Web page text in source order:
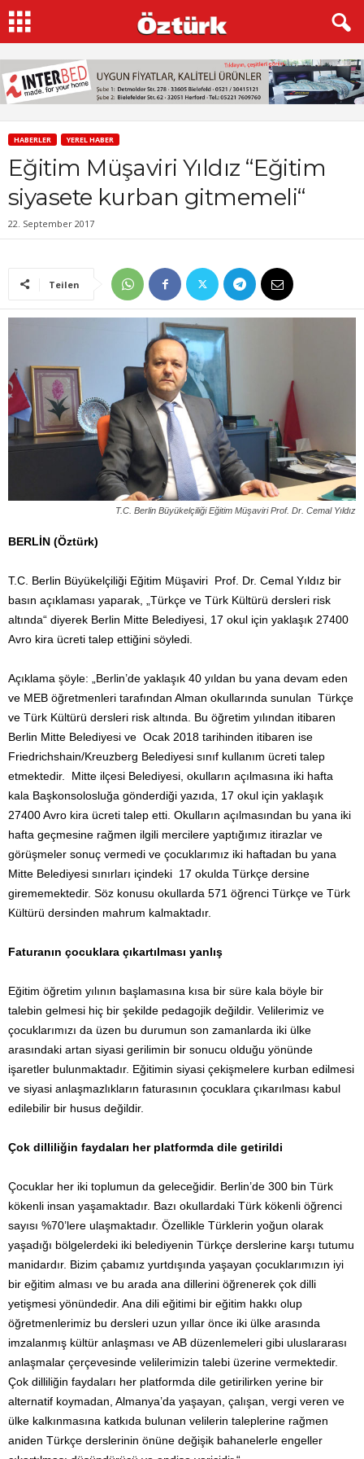
HABERLER YEREL HABER
Eğitim Müşaviri Yıldız “Eğitim
siyasete kurban gitmemeli“
22. September 2017
Teilen
​T.C. Berlin Büyükelçiliği Eğitim Müşaviri Prof. Dr. Cemal Yıldız
BERLİN (Öztürk)
​T.C. Berlin Büyükelçiliği Eğitim Müşaviri Prof. Dr. Cemal Yıldız bir
basın açıklaması yaparak, „Türkçe ve Türk Kültürü dersleri risk
altında“ diyerek Berlin Mitte Belediyesi, 17 okul için yaklaşık 27400
Avro kira ücreti talep ettiğini söyledi.
Açıklama şöyle: „Berlin’de yaklaşık 40 yıldan bu yana devam eden
ve MEB öğretmenleri tarafından Alman okullarında sunulan Türkçe
ve Türk Kültürü dersleri risk altında. Bu öğretim yılından itibaren
Berlin Mitte Belediyesi ve Ocak 2018 tarihinden itibaren ise
Friedrichshain/Kreuzberg Belediyesi sınıf kullanım ücreti talep
etmektedir. Mitte ilçesi Belediyesi, okulların açılmasına iki hafta
kala Başkonsolosluğa gönderdiği yazıda, 17 okul için yaklaşık
27400 Avro kira ücreti talep etti. Okulların açılmasından bu yana iki
hafta geçmesine rağmen ilgili mercilere yaptığımız itirazlar ve
görüşmeler sonuç vermedi ve çocuklarımız iki haftadan bu yana
Mitte Belediyesi sınırları içindeki 17 okulda Türkçe dersine
girememektedir. Söz konusu okullarda 571 öğrenci Türkçe ve Türk
Kültürü dersinden mahrum kalmaktadır.
Faturanın çocuklara çıkartılması yanlış
Eğitim öğretim yılının başlamasına kısa bir süre kala böyle bir
talebin gelmesi hiç bir şekilde pedagojik değildir. Velilerimiz ve
çocuklarımızı da üzen bu durumun son zamanlarda iki ülke
arasındaki artan siyasi gerilimin bir sonucu olduğu yönünde
işaretler bulunmaktadır. Eğitimin siyasi çekişmelere kurban edilmesi
ve siyasi anlaşmazlıkların faturasının çocuklara çıkarılması kabul
edilebilir bir husus değildir.
Çok dilliliğin faydaları her platformda dile getirildi
Çocuklar her iki toplumun da geleceğidir. Berlin’de 300 bin Türk
kökenli insan yaşamaktadır. Bazı okullardaki Türk kökenli öğrenci
sayısı %70’lere ulaşmaktadır. Özellikle Türklerin yoğun olarak
yaşadığı bölgelerdeki iki belediyenin Türkçe derslerine karşı tutumu
manidardır. Bizim çabamız yurtdışında yaşayan çocuklarımızın iyi
bir eğitim alması ve bu arada ana dillerini öğrenerek çok dilli
yetişmesi yönündedir. Ana dili eğitimi bir eğitim hakkı olup
öğretmenlerimiz bu dersleri uzun yıllar önce iki ülke arasında
imzalanmış kültür anlaşması ve AB düzenlemeleri gibi uluslararası
anlaşmalar çerçevesinde velilerimizin talebi üzerine vermektedir.
Çok dilliliğin faydaları her platformda dile getirilirken yerine bir
alternatif koymadan, Almanya’da yaşayan, çalışan, vergi veren ve
ülke kalkınmasına katkıda bulunan velilerin taleplerine rağmen
aniden Türkçe derslerinin önüne değişik bahanelerle engeller